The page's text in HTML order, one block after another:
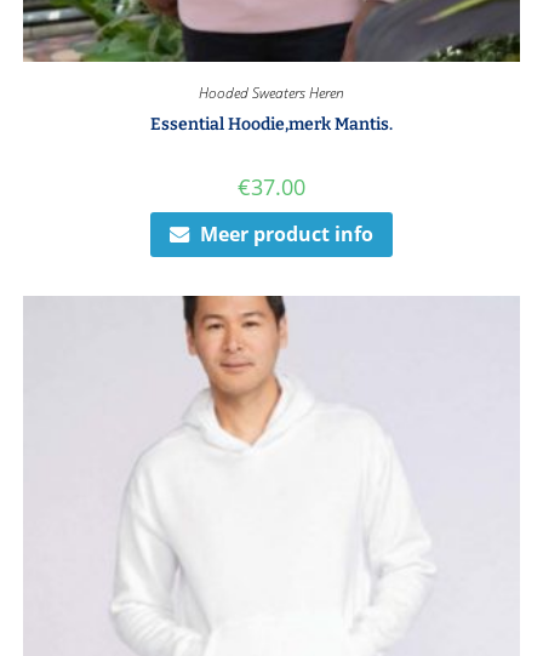
Hooded Sweaters Heren
Essential Hoodie,merk Mantis.
€37.00
Meer product info